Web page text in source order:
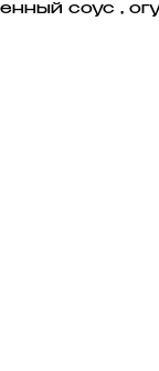
соус ,